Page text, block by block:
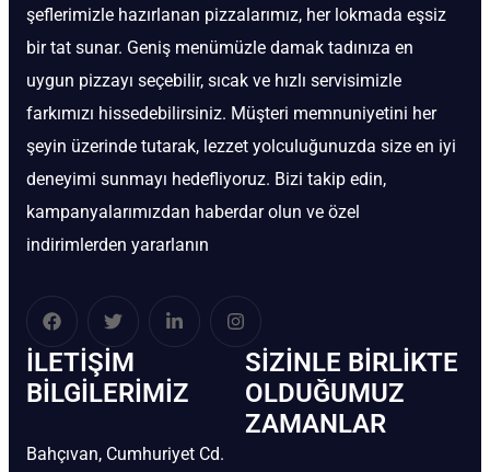
şeflerimizle hazırlanan pizzalarımız, her lokmada eşsiz
bir tat sunar. Geniş menümüzle damak tadınıza en
uygun pizzayı seçebilir, sıcak ve hızlı servisimizle
farkımızı hissedebilirsiniz. Müşteri memnuniyetini her
şeyin üzerinde tutarak, lezzet yolculuğunuzda size en iyi
deneyimi sunmayı hedefliyoruz. Bizi takip edin,
kampanyalarımızdan haberdar olun ve özel
indirimlerden yararlanın
İLETIŞIM
BİLGILERIMIZ
Bahçıvan, Cumhuriyet Cd.
SIZINLE BIRLIKTE
OLDUĞUMUZ
ZAMANLAR